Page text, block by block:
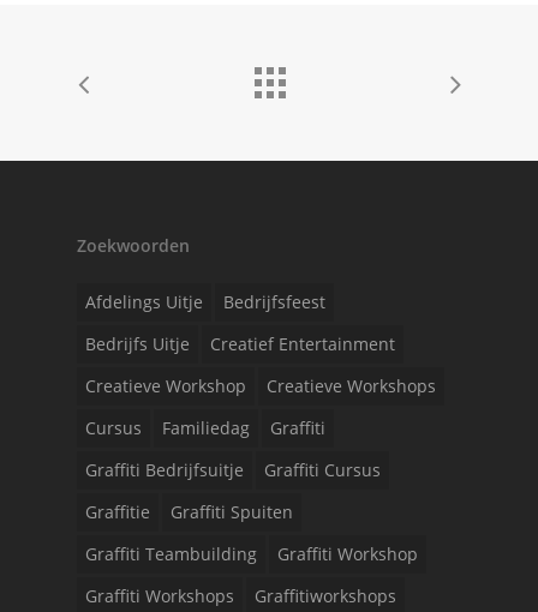
Zoekwoorden
Afdelings Uitje
Bedrijfsfeest
Bedrijfs Uitje
Creatief Entertainment
Creatieve Workshop
Creatieve Workshops
Cursus
Familiedag
Graffiti
Graffiti Bedrijfsuitje
Graffiti Cursus
Graffitie
Graffiti Spuiten
Graffiti Teambuilding
Graffiti Workshop
Graffiti Workshops
Graffitiworkshops